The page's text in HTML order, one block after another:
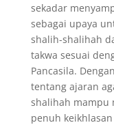
sekadar
sebagai upaya
shalih-shalihah
takwa sesuai
Pancasila.
tentang ajaran
shalihah mampu
penuh